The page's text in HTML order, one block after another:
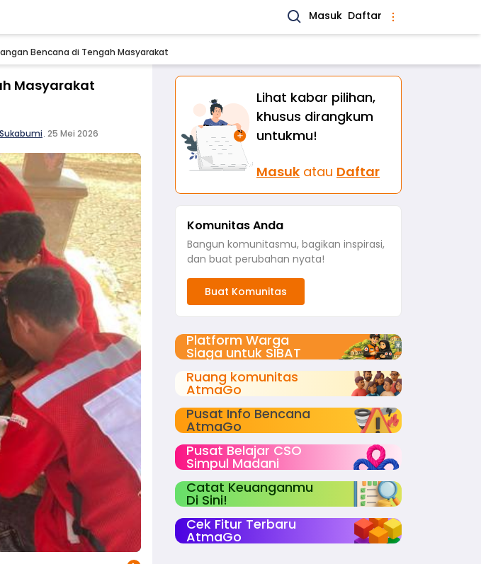
Masuk Daftar
Bencana di Tengah Masyarakat
Masyarakat
. 25 Mei 2026
Lihat kabar pilihan,
khusus dirangkum
untukmu!
Masuk atau Daftar
Komunitas Anda
Bangun komunitasmu, bagikan inspirasi,
dan buat perubahan nyata!
Buat Komunitas
Platform Warga
Siaga untuk SIBAT
Ruang komunitas
AtmaGo
Pusat Info Bencana
AtmaGo
Pusat Belajar CSO
Simpul Madani
Catat Keuanganmu
Di Sini!
Cek Fitur Terbaru
AtmaGo